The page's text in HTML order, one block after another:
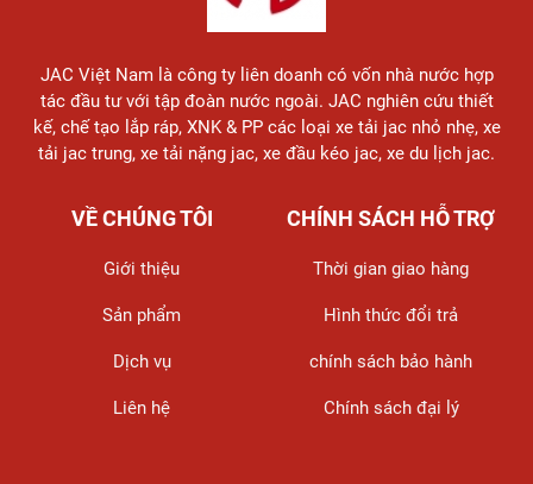
JAC Việt Nam là công ty liên doanh có vốn nhà nước hợp
tác đầu tư với tập đoàn nước ngoài. JAC nghiên cứu thiết
kế, chế tạo lắp ráp, XNK & PP các loại xe tải jac nhỏ nhẹ, xe
tải jac trung, xe tải nặng jac, xe đầu kéo jac, xe du lịch jac.
VỀ CHÚNG TÔI
Giới thiệu
Sản phẩm
Dịch vụ
Liên hệ
CHÍNH SÁCH HỖ TRỢ
Thời gian giao hàng
Hình thức đổi trả
chính sách bảo hành
Chính sách đại lý